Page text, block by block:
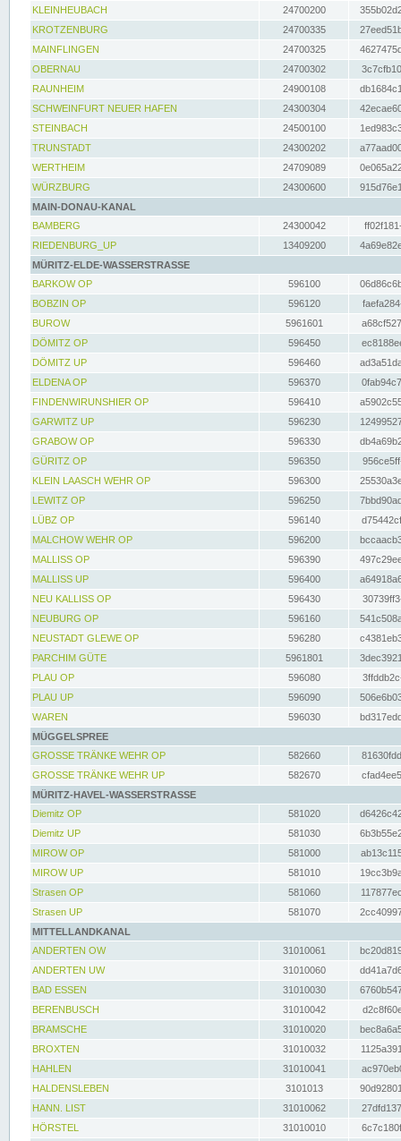
KLEINHEUBACH 24700200
KROTZENBURG
24700335
MAINFLINGEN
24700325
OBERNAU
24700302
RAUNHEIM
24900108
SCHWEINFURT NEUER HAFEN
24300304
STEINBACH
24500100
TRUNSTADT
24300202
WERTHEIM
24709089
WÜRZBURG
24300600
MAIN-DONAU-KANAL
BAMBERG
24300042
RIEDENBURG_UP
13409200
MÜRITZ-ELDE-WASSERSTRASSE
BARKOW OP
596100
BOBZIN OP
596120
BUROW
5961601
DÖMITZ OP
596450
DÖMITZ UP
596460
ELDENA OP
596370
FINDENWIRUNSHIER OP
596410
GARWITZ UP
596230
GRABOW OP
596330
GÜRITZ OP
596350
KLEIN LAASCH WEHR OP
596300
LEWITZ OP
596250
LÜBZ OP
596140
MALCHOW WEHR OP
596200
MALLISS OP
596390
MALLISS UP
596400
NEU KALLISS OP
596430
NEUBURG OP
596160
NEUSTADT GLEWE OP
596280
PARCHIM GÜTE
5961801
PLAU OP
596080
PLAU UP
596090
WAREN
596030
MÜGGELSPREE
GROSSE TRÄNKE WEHR OP
582660
GROSSE TRÄNKE WEHR UP
582670
MÜRITZ-HAVEL-WASSERSTRASSE
Diemitz OP
581020
Diemitz UP
581030
MIROW OP
581000
MIROW UP
581010
Strasen OP
581060
Strasen UP
581070
MITTELLANDKANAL
ANDERTEN OW
31010061
ANDERTEN UW
31010060
BAD ESSEN
31010030
BERENBUSCH
31010042
BRAMSCHE
31010020
BROXTEN
31010032
HAHLEN
31010041
HALDENSLEBEN
3101013
HANN. LIST
31010062
HÖRSTEL
31010010